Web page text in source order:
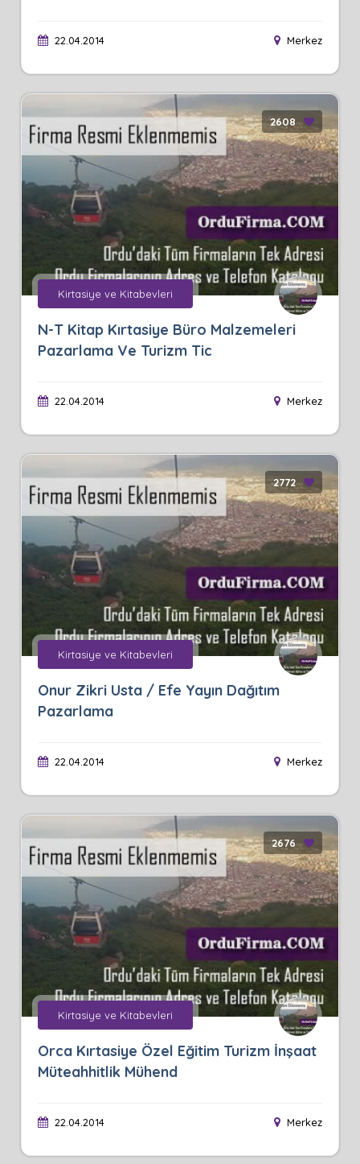
22.04.2014 Merkez
2608
Kirtasiye ve Kitabevleri
N-T Kitap Kırtasiye Büro Malzemeleri
Pazarlama Ve Turizm Tic
22.04.2014 Merkez
2772
Kirtasiye ve Kitabevleri
Onur Zikri Usta / Efe Yayın Dağıtım
Pazarlama
22.04.2014 Merkez
2676
Kirtasiye ve Kitabevleri
Orca Kırtasiye Özel Eğitim Turizm İnşaat
Müteahhitlik Mühend
22.04.2014 Merkez